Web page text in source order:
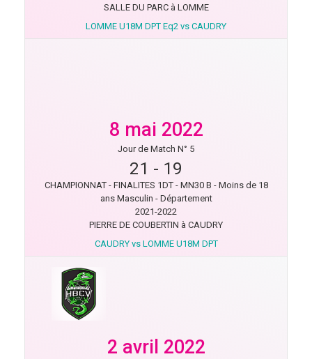
SALLE DU PARC à LOMME
LOMME U18M DPT Eq2 vs CAUDRY
8 mai 2022
Jour de Match N° 5
21 - 19
CHAMPIONNAT - FINALITES 1DT - MN30 B - Moins de 18
ans Masculin - Département
2021-2022
PIERRE DE COUBERTIN à CAUDRY
CAUDRY vs LOMME U18M DPT
2 avril 2022